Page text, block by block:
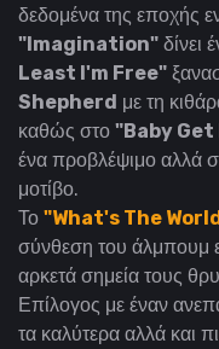
δεδομένα της εποχής
"Imagination" δίνει
Least I'm Free"
Shepherd με τη
καθώς στο "Baby Get
ένα προβλέψιμο αλλά
μοτίβο.
Το "What's The
σύνθεση του άλμπουμ
αρκετά σημεία τους
Επίλογος με έναν
τα καλύτερα αλλά και